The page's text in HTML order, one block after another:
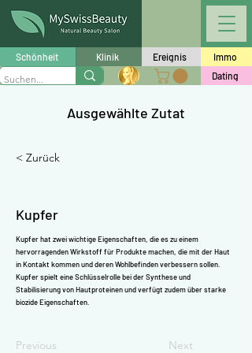
Schönheit Klinik Ereignis
Immo
Dating
Ausgewählte Zutat
< Zurück
Kupfer
Kupfer hat zwei wichtige Eigenschaften, die es zu einem
hervorragenden Wirkstoff für Produkte machen, die mit der Haut
in Kontakt kommen und deren Wohlbefinden verbessern sollen.
Kupfer spielt eine Schlüsselrolle bei der Synthese und
Stabilisierung vonHautproteinenund verfügt zudem über starke
biozide Eigenschaften.
Previous Next